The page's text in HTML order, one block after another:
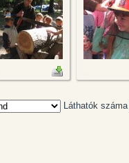
Láthatók száma